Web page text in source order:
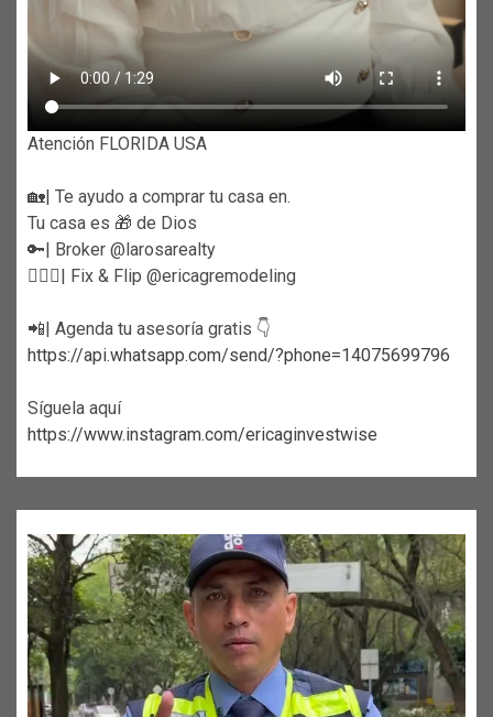
Atención FLORIDA USA
🏡| Te ayudo a comprar tu casa en.
Tu casa es 🎁 de Dios
🔑| Broker @larosarealty
👷🏼‍♀️| Fix & Flip @ericagremodeling
📲| Agenda tu asesoría gratis 👇
https://api.whatsapp.com/send/?phone=14075699796
Síguela aquí
https://www.instagram.com/ericaginvestwise